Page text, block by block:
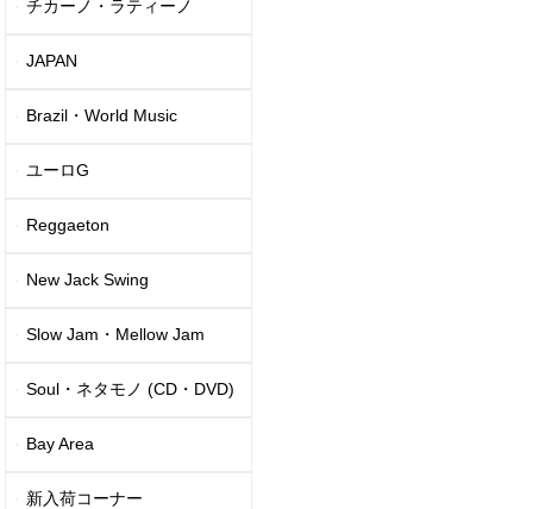
チカーノ・ラティーノ
JAPAN
Brazil・World Music
ユーロG
Reggaeton
New Jack Swing
Slow Jam・Mellow Jam
Soul・ネタモノ (CD・DVD)
Bay Area
新入荷コーナー